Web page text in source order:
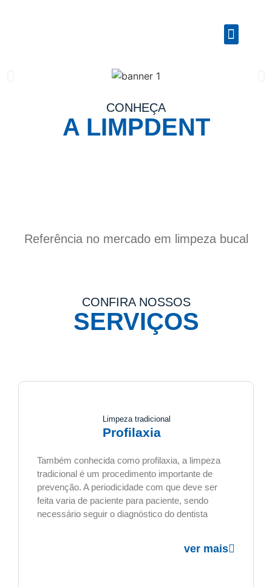
CONHEÇA
A LIMPDENT
Referência no mercado em limpeza bucal
CONFIRA NOSSOS
SERVIÇOS
Limpeza tradicional
Profilaxia
Também conhecida como profilaxia, a limpeza
tradicional é um procedimento importante de
prevenção. A periodicidade com que deve ser
feita varia de paciente para paciente, sendo
necessário seguir o diagnóstico do dentista
ver mais